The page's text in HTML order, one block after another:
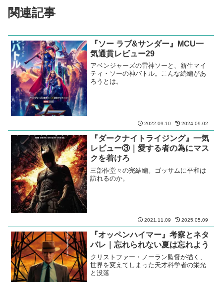
関連記事
『ソー ラブ&サンダー』MCU一
気通貫レビュー29
アベンジャーズの雷神ソーと、新生マイ
ティ・ソーの神バトル。こんな続編があ
ろうとは。
2022.09.10 2024.09.02
『ダークナイトライジング』一気
レビュー③｜愛する者の為にマス
クを着けろ
三部作堂々の完結編。ゴッサムに平和は
訪れるのか。
2021.11.09 2025.05.09
『オッペンハイマー』考察とネタ
バレ｜忘れられない夏は忘れよう
クリストファー・ノーラン監督が描く、
世界を変えてしまった天才科学者の栄光
と没落